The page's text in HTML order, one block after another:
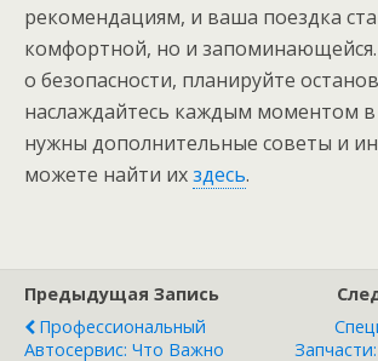
рекомендациям, и ваша поездка
комфортной, но и
о безопасности, планируйте
наслаждайтесь каждым моментом в
нужны дополнительные советы и
можете найти ихздесь.
Предыдущая Запись
Профессиональный
Автосервис: Что Важно